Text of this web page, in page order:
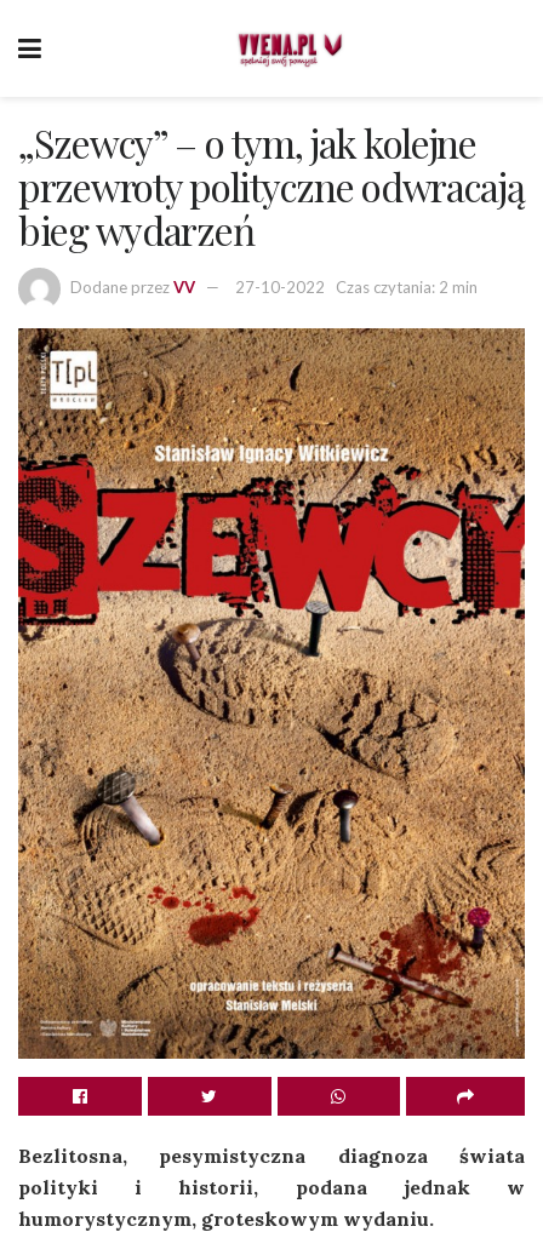
„Szewcy” – o tym, jak kolejne
przewroty polityczne odwracają
bieg wydarzeń
Dodane przezVV 27-10-2022 Czas czytania: 2 min
Bezlitosna, pesymistyczna diagnoza świata
polityki i historii, podana jednak w
humorystycznym, groteskowym wydaniu.